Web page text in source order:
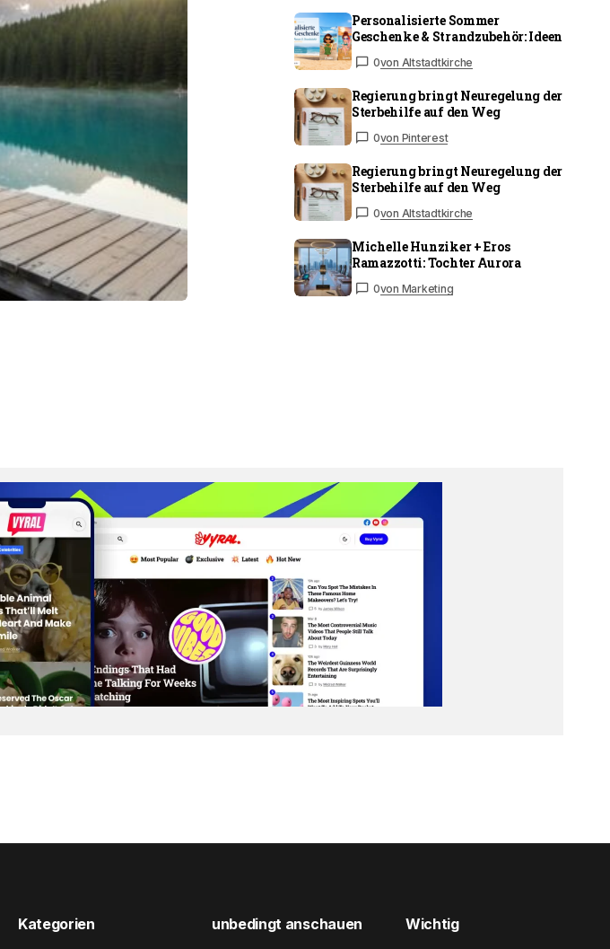
Personalisierte Sommer
Geschenke & Strandzubehör: Ideen
0von Altstadtkirche
Regierung bringt Neuregelung der
Sterbehilfe auf den Weg
0von Pinterest
Regierung bringt Neuregelung der
Sterbehilfe auf den Weg
0von Altstadtkirche
Michelle Hunziker + Eros
Ramazzotti: Tochter Aurora
0von Marketing
Kategorien unbedingt anschauen Wichtig